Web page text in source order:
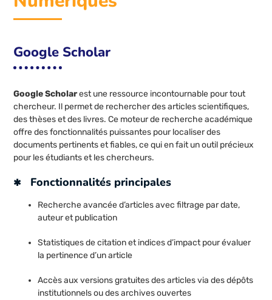
Google Scholar
Google Scholarest une ressource incontournable pour tout
chercheur. Il permet de rechercher des articles scientifiques,
des thèses et des livres. Ce moteur de recherche académique
offre des fonctionnalités puissantes pour localiser des
documents pertinents et fiables, ce qui en fait un outil précieux
pour les étudiants et les chercheurs.
Fonctionnalités principales
Recherche avancée d’articles avec filtrage par date,
auteur et publication
Statistiques de citation et indices d’impact pour évaluer
la pertinence d’un article
Accès aux versions gratuites des articles via des dépôts
institutionnels ou des archives ouvertes